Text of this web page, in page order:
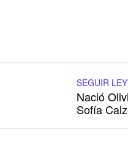
SEGUIR
Nació
Sofía